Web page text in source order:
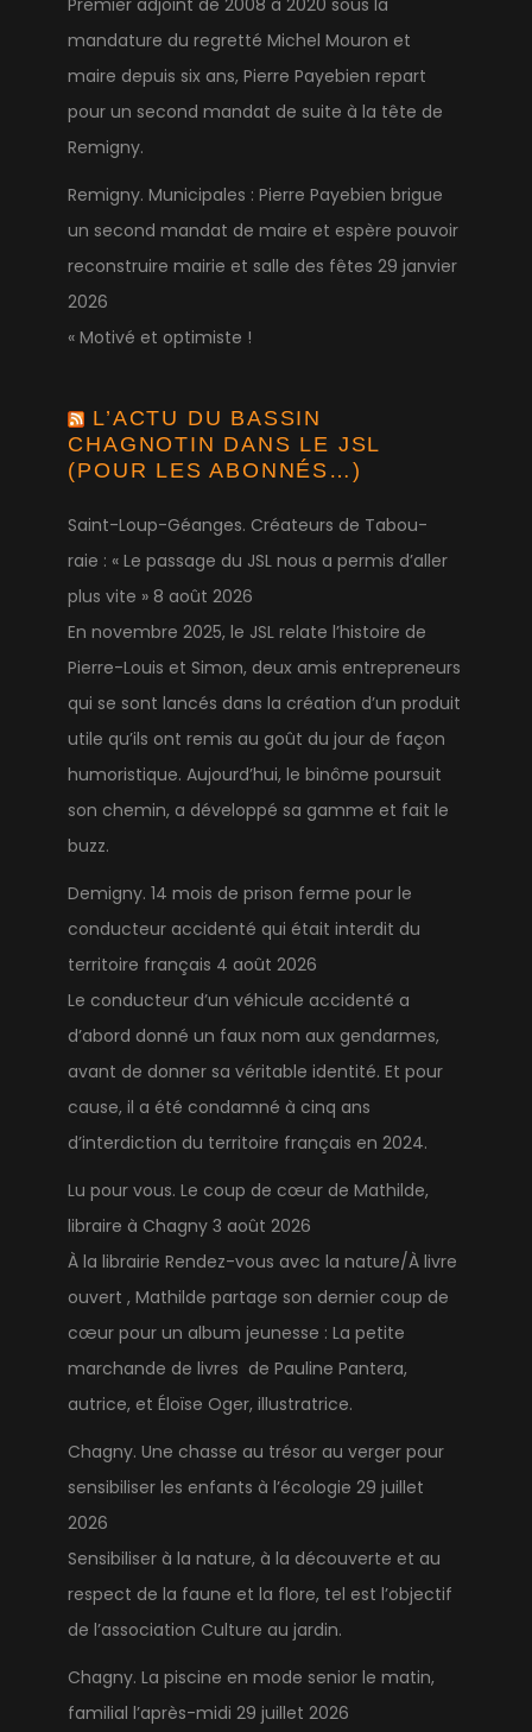
Premier adjoint de 2008 à 2020 sous la
mandature du regretté Michel Mouron et
maire depuis six ans, Pierre Payebien repart
pour un second mandat de suite à la tête de
Remigny.
Remigny. Municipales : Pierre Payebien brigue
un second mandat de maire et espère pouvoir
reconstruire mairie et salle des fêtes 29 janvier
2026
« Motivé et optimiste !
L’ACTU DU BASSIN
CHAGNOTIN DANS LE JSL
(POUR LES ABONNÉS…)
Saint-Loup-Géanges. Créateurs de Tabou-
raie : « Le passage du JSL nous a permis d’aller
plus vite » 8 août 2026
En novembre 2025, le JSL relate l’histoire de
Pierre-Louis et Simon, deux amis entrepreneurs
qui se sont lancés dans la création d’un produit
utile qu’ils ont remis au goût du jour de façon
humoristique. Aujourd’hui, le binôme poursuit
son chemin, a développé sa gamme et fait le
buzz.
Demigny. 14 mois de prison ferme pour le
conducteur accidenté qui était interdit du
territoire français 4 août 2026
Le conducteur d’un véhicule accidenté a
d’abord donné un faux nom aux gendarmes,
avant de donner sa véritable identité. Et pour
cause, il a été condamné à cinq ans
d’interdiction du territoire français en 2024.
Lu pour vous. Le coup de cœur de Mathilde,
libraire à Chagny 3 août 2026
À la librairie Rendez-vous avec la nature/À livre
ouvert , Mathilde partage son dernier coup de
cœur pour un album jeunesse : La petite
marchande de livres de Pauline Pantera,
autrice, et Éloïse Oger, illustratrice.
Chagny. Une chasse au trésor au verger pour
sensibiliser les enfants à l’écologie 29 juillet
2026
Sensibiliser à la nature, à la découverte et au
respect de la faune et la flore, tel est l’objectif
de l’association Culture au jardin.
Chagny. La piscine en mode senior le matin,
familial l’après-midi 29 juillet 2026